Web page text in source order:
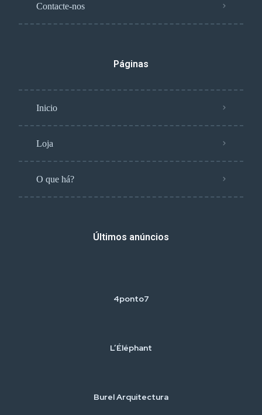
Contacte-nos
Páginas
Inicio
Loja
O que há?
Últimos anúncios
4ponto7
L’Éléphant
Burel Arquitectura